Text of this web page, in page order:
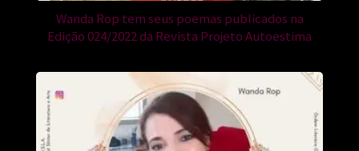
Wanda Rop tem seus poemas publicados na
Edição 024/2022 da Revista Projeto Autoestima